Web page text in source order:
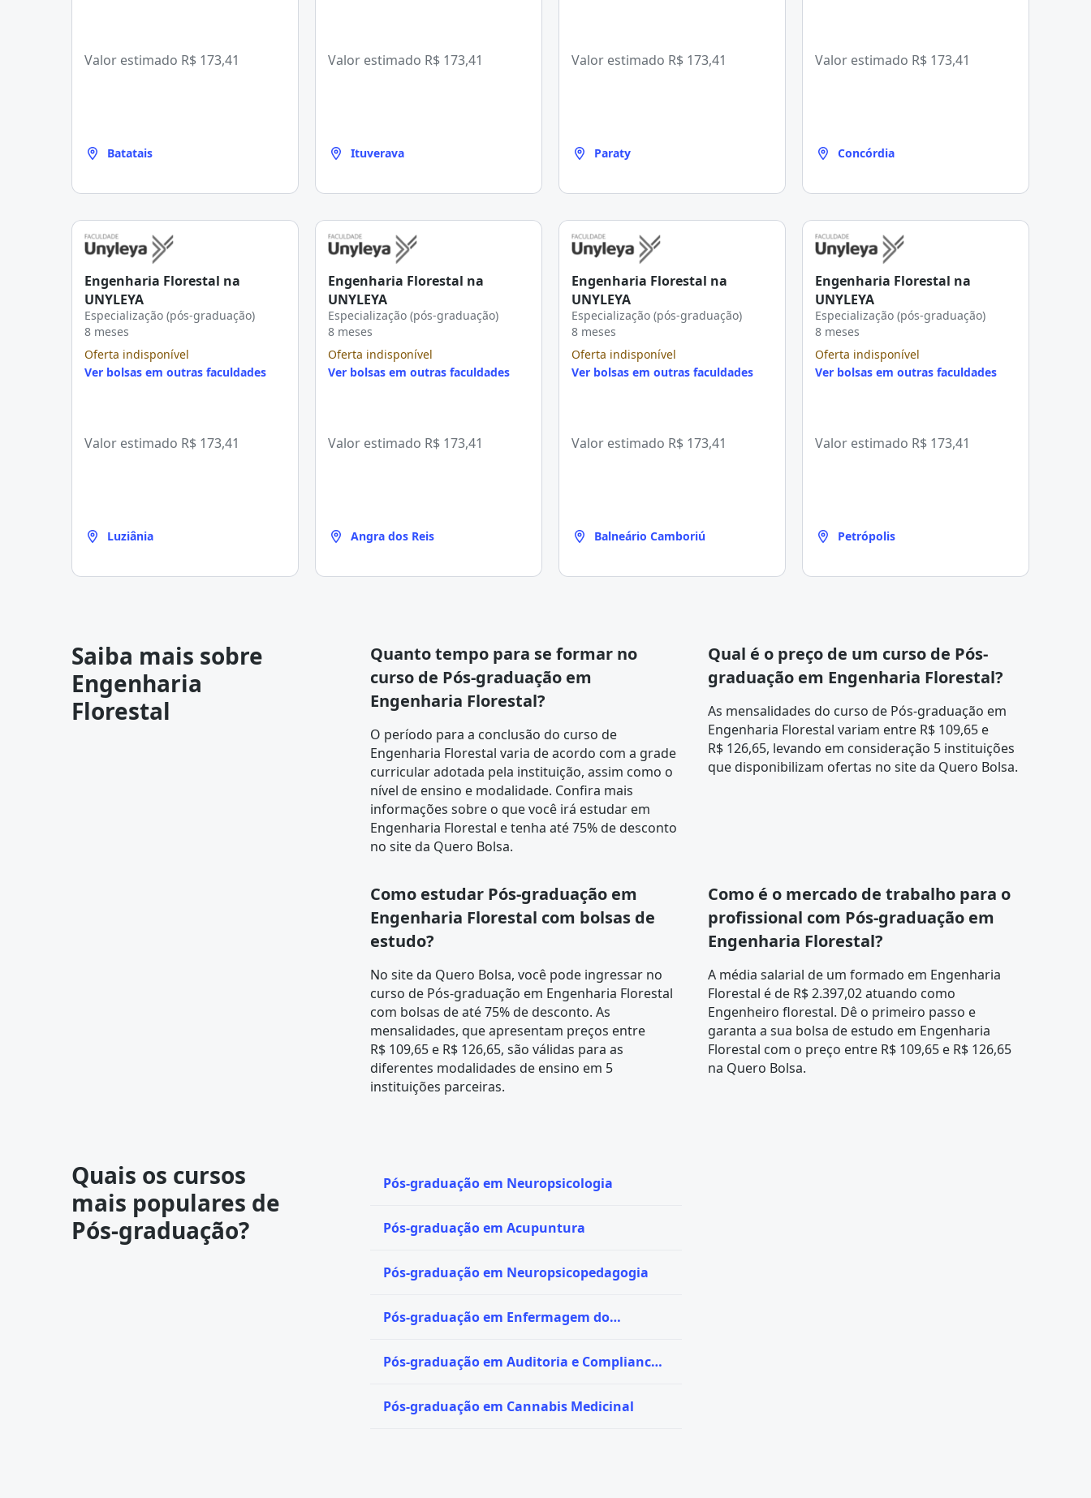
Valor estimado R$ 173,41
Batatais
Valor estimado R$ 173,41
Ituverava
Valor estimado R$ 173,41
Paraty
Valor estimado R$ 173,41
Concórdia
Engenharia Florestal na
UNYLEYA
Especialização (pós-graduação)
8 meses
Oferta indisponível
Ver bolsas em outras faculdades
Valor estimado R$ 173,41
Luziânia
Engenharia Florestal na
UNYLEYA
Especialização (pós-graduação)
8 meses
Oferta indisponível
Ver bolsas em outras faculdades
Valor estimado R$ 173,41
Angra dos Reis
Engenharia Florestal na
UNYLEYA
Especialização (pós-graduação)
8 meses
Oferta indisponível
Ver bolsas em outras faculdades
Valor estimado R$ 173,41
Balneário Camboriú
Engenharia Florestal na
UNYLEYA
Especialização (pós-graduação)
8 meses
Oferta indisponível
Ver bolsas em outras faculdades
Valor estimado R$ 173,41
Petrópolis
Saiba mais sobre
Engenharia
Florestal
Quanto tempo para se formar no
curso de Pós-graduação em
Engenharia Florestal?
O período para a conclusão do curso de
Engenharia Florestal varia de acordo com a grade
curricularadotada pela instituição, assim como o
nível de ensino e modalidade. Confira mais
informações sobre o que você irá estudar em
Engenharia Florestal e tenha até 75% de desconto
no site da Quero Bolsa.
Qual é o preço de um curso de Pós-
graduação em Engenharia Florestal?
As mensalidades do curso de Pós-graduação em
Engenharia Florestal variam entre R$ 109,65 e
R$ 126,65, levando em consideração 5 instituições
que disponibilizam ofertas no site da Quero Bolsa.
Como estudar Pós-graduação em
Engenharia Florestal com bolsas de
estudo?
No site da Quero Bolsa, você pode ingressar no
curso de Pós-graduação em Engenharia Florestal
com bolsas de até 75% de desconto. As
mensalidades, que apresentam preços entre
R$ 109,65 e R$ 126,65, são válidas para as
diferentes modalidades de ensino em 5
instituições parceiras.
Como é o mercado de trabalho para o
profissional com Pós-graduação em
Engenharia Florestal?
A média salarial de um formado em Engenharia
Florestal é de R$ 2.397,02 atuando como
Engenheiro florestal. Dê o primeiro passo e
garanta a sua bolsa de estudo em Engenharia
Florestal com o preço entre R$ 109,65 e R$ 126,65
na Quero Bolsa.
Quais os cursos
mais populares de
Pós-graduação?
Pós-graduação em Neuropsicologia
Pós-graduação em Acupuntura
Pós-graduação em Neuropsicopedagogia
Pós-graduação em Enfermagem do
Pós-graduação em Auditoria e Compliance
Pós-graduação em Cannabis Medicinal